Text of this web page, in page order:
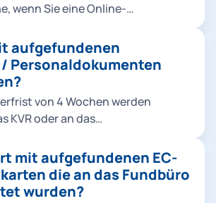
wenn Sie eine Online-
aufgefundenen
Personaldokumenten
von 4 Wochen werden
KVR oder an das
mit aufgefundenen EC-
die an das Fundbüro
wurden?